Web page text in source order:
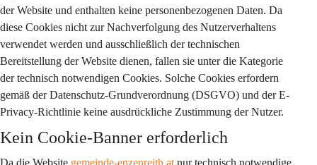
der Website und enthalten keine personenbezogenen Daten. Da
diese Cookies nicht zur Nachverfolgung des Nutzerverhaltens
verwendet werden und ausschließlich der technischen
Bereitstellung der Website dienen, fallen sie unter die Kategorie
der technisch notwendigen Cookies. Solche Cookies erfordern
gemäß der Datenschutz-Grundverordnung (DSGVO) und der E-
Privacy-Richtlinie keine ausdrückliche Zustimmung der Nutzer.
Kein Cookie-Banner erforderlich
Da die Website gemeinde-enzenreith.at nur technisch notwendige